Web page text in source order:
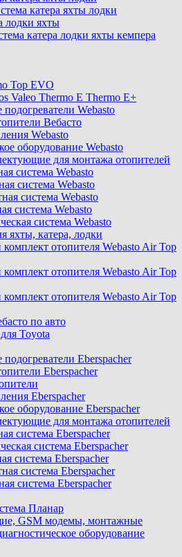
катера яхты лодки
лодки яхты
катера лодки яхты кемпера
Top EVO
Valeo Thermo E Thermo E+
Webasto
Вебасто
Webasto
оборудование Webasto
для монтажа отопителей
система Webasto
система Webasto
система Webasto
система Webasto
система Webasto
яхты, катера, лодки
отопителя Webasto Air Top
отопителя Webasto Air Top
отопителя Webasto Air Top
по авто
Toyota
Eberspacher
Eberspacher
Eberspacher
оборудование Eberspacher
для монтажа отопителей
система Eberspacher
система Eberspacher
система Eberspacher
система Eberspacher
система Eberspacher
Планар
GSM модемы, монтажные
оборудование